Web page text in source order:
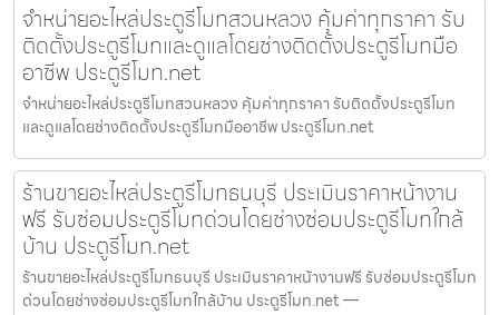
จำหน่ายอะไหล่ประตูรีโมทสวนหลวง คุ้มค่าทุกราคา รับ
ติดตั้งประตูรีโมทและดูแลโดยช่างติดตั้งประตูรีโมทมือ
อาชีพ ประตูรีโมท.net
จำหน่ายอะไหล่ประตูรีโมทสวนหลวง คุ้มค่าทุกราคา รับติดตั้งประตูรีโมท
และดูแลโดยช่างติดตั้งประตูรีโมทมืออาชีพ ประตูรีโมท.net
ร้านขายอะไหล่ประตูรีโมทธนบุรี ประเมินราคาหน้างาน
ฟรี รับซ่อมประตูรีโมทด่วนโดยช่างซ่อมประตูรีโมทใกล้
บ้าน ประตูรีโมท.net
ร้านขายอะไหล่ประตูรีโมทธนบุรี ประเมินราคาหน้างานฟรี รับซ่อมประตูรีโมท
ด่วนโดยช่างซ่อมประตูรีโมทใกล้บ้าน ประตูรีโมท.net —